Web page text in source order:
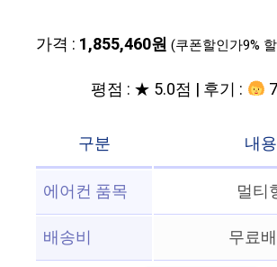
가격 : 1,855,460원 (쿠폰할인가9%
평점 : ★ 5.0점 | 후기 :
구분
내용
에어컨 품목
멀티
배송비
무료